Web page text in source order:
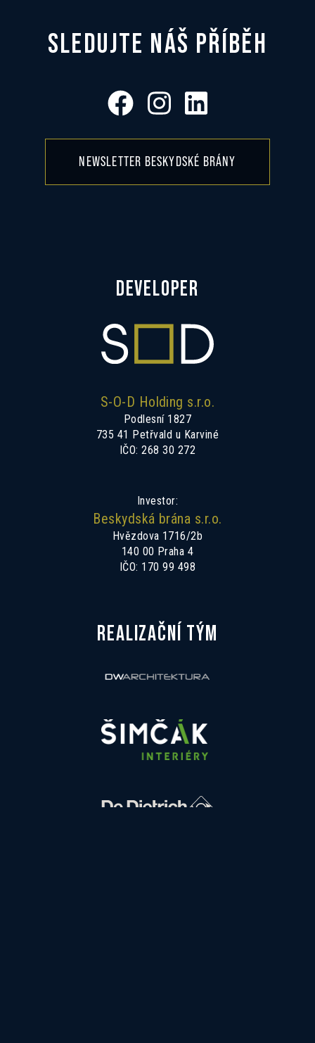
SLEDUJTE NÁŠ PŘÍBĚH
NEWSLETTER BESKYDSKÉ BRÁNY
REALIZAČNÍ TÝM
DEVELOPER
S-O-D Holding s.r.o.
Podlesní 1827
735 41 Petřvald u Karviné
IČO: 268 30 272
Investor:
Beskydská brána s.r.o.
Hvězdova 1716/2b
140 00 Praha 4
IČO: 170 99 498